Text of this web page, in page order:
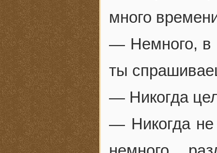
много
— Немного, в
ты
— Никогда
— Никогда